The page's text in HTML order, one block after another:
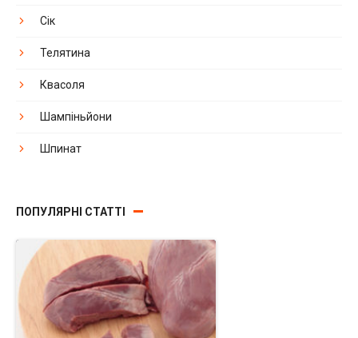
Сік
Телятина
Квасоля
Шампіньйони
Шпинат
ПОПУЛЯРНІ СТАТТІ